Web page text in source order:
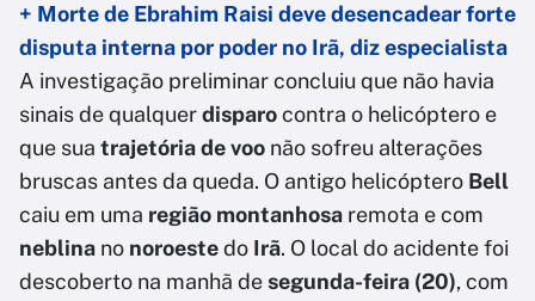
+ Morte de Ebrahim Raisi deve desencadear forte
disputa interna por poder no Irã, diz especialista
A investigação preliminar concluiu que não havia
sinais de qualquerdisparocontra o helicóptero e
que sua trajetória de voo não sofreu alterações
bruscas antes da queda. O antigo helicóptero Bell
caiu em uma região montanhosa remota e com
neblina no noroestedo Irã. O local do acidente foi
descoberto na manhã desegunda-feira (20), com